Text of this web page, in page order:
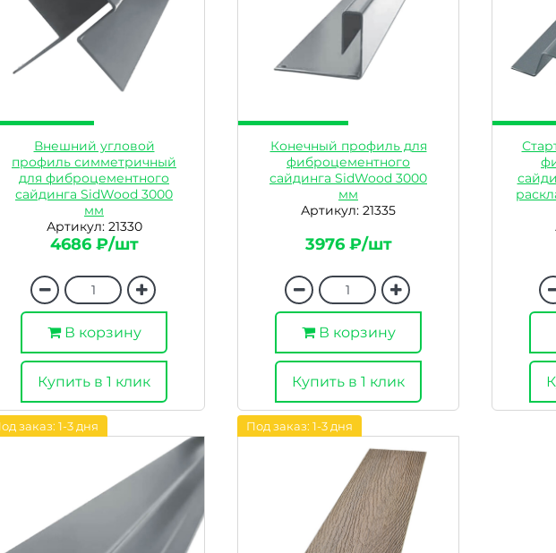
Внешний угловой
профиль симметричный
для фиброцементного
сайдинга SidWood 3000
мм
Артикул: 21330
4686 ₽/шт
В корзину
Купить в 1 клик
Конечный профиль для
фиброцементного
сайдинга SidWood 3000
мм
Артикул: 21335
3976 ₽/шт
В корзину
Купить в 1 клик
заказ: 1-3 дня Под заказ: 1-3 дня